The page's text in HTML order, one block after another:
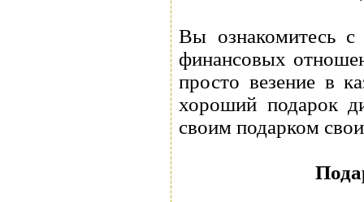
Вы ознакомитесь
финансовых
просто везение в
хороший подарок
своим подарком